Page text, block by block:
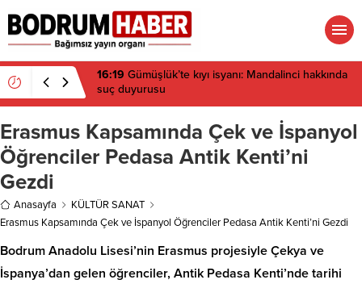
16:19 Gümüşlük’te kıyı isyanı: Mandalinci hakkında
suç duyurusu
Erasmus Kapsamında Çek ve İspanyol
Öğrenciler Pedasa Antik Kenti’ni
Gezdi
Anasayfa
KÜLTÜR SANAT
Erasmus Kapsamında Çek ve İspanyol Öğrenciler Pedasa Antik Kenti’ni Gezdi
Bodrum Anadolu Lisesi’nin Erasmus projesiyle Çekya ve
İspanya’dan gelen öğrenciler, Antik Pedasa Kenti’nde tarihi